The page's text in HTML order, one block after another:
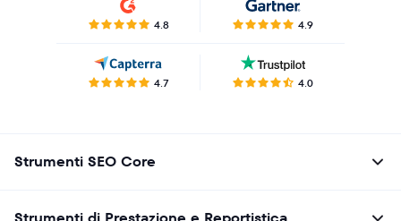
4.8 4.9
4.7 4.0
Strumenti SEO Core